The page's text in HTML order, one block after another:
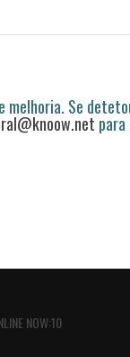
melhoria. Se
para
NOW:10